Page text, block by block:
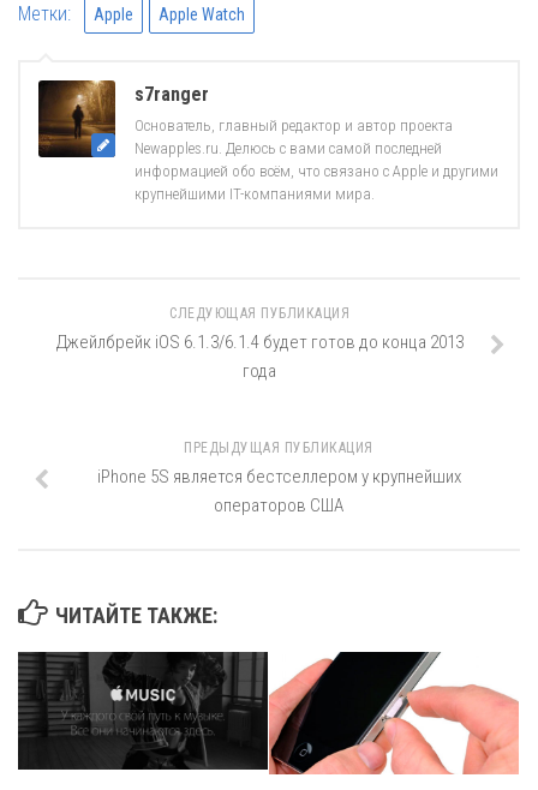
Метки: Apple Apple Watch
s7ranger
Основатель, главный редактор и автор проекта
Newapples.ru. Делюсь с вами самой последней
информацией обо всём, что связано с Apple и другими
крупнейшими IT-компаниями мира.
СЛЕДУЮЩАЯ ПУБЛИКАЦИЯ
Джейлбрейк iOS 6.1.3/6.1.4 будет готов до конца 2013
года
ПРЕДЫДУЩАЯ ПУБЛИКАЦИЯ
iPhone 5S является бестселлером у крупнейших
операторов США
ЧИТАЙТЕ ТАКЖЕ: